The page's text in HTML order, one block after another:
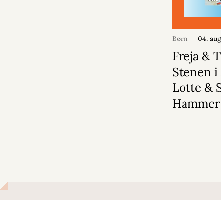
Børn 04.
Freja &
Stenen i
Lotte &
Hammer